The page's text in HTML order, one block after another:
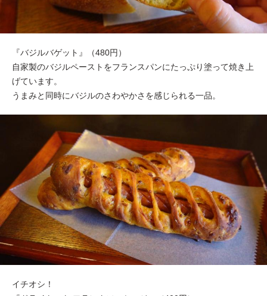
『バジルバゲット』（480円）
自家製のバジルペーストをフランスパンにたっぷり塗って焼き上
げています。
うまみと同時にバジルのさわやかさを感じられる一品。
イチオシ！